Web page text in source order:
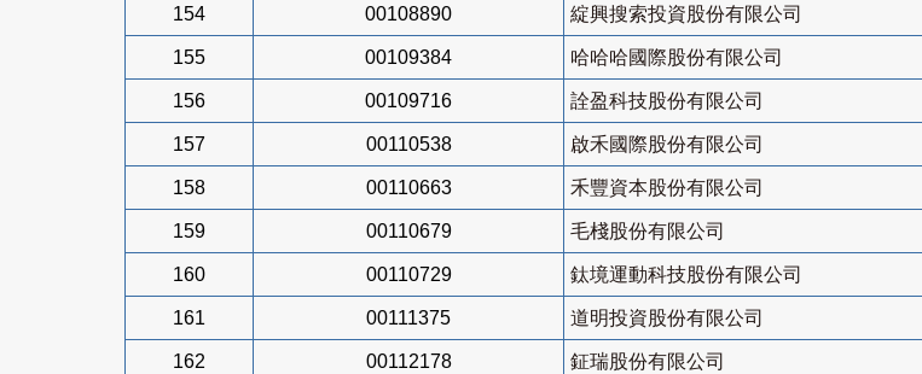
154 00108890 綻興搜索投資股份有限公司
155 00109384 哈哈哈國際股份有限公司
156 00109716 詮盈科技股份有限公司
157 00110538 啟禾國際股份有限公司
158 00110663 禾豐資本股份有限公司
159 00110679 毛棧股份有限公司
160 00110729 鈦境運動科技股份有限公司
161 00111375 道明投資股份有限公司
162 00112178 鉦瑞股份有限公司